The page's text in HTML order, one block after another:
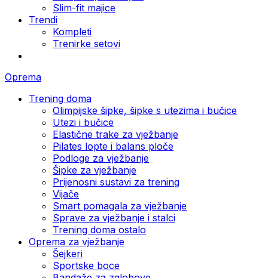
Slim-fit majice
Trendi
Kompleti
Trenirke setovi
Oprema
Trening doma
Olimpijske šipke, šipke s utezima i bučice
Utezi i bučice
Elastične trake za vježbanje
Pilates lopte i balans ploče
Podloge za vježbanje
Šipke za vježbanje
Prijenosni sustavi za trening
Vijače
Smart pomagala za vježbanje
Sprave za vježbanje i stalci
Trening doma ostalo
Oprema za vježbanje
Šejkeri
Sportske boce